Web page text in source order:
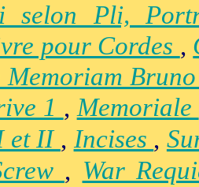
selon Pli,
pour Cordes ,
Memoriam
1 ,Memoriale
et II , Incises ,
, War